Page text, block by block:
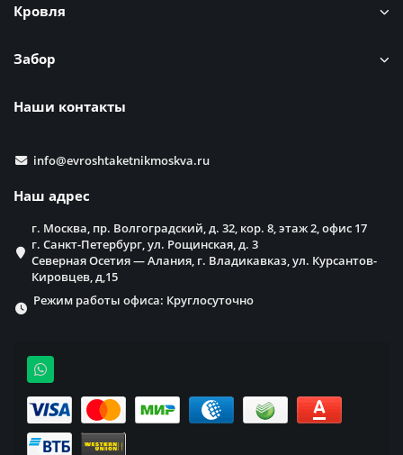
Кровля
Забор
Наши контакты
info@evroshtaketnikmoskva.ru
Наш адрес
г. Москва, пр. Волгоградский, д. 32, кор. 8, этаж 2, офис 17
г. Санкт-Петербург, ул. Рощинская, д. 3
Северная Осетия — Алания, г. Владикавказ, ул. Курсантов-
Кировцев, д,15
Режим работы офиса: Круглосуточно